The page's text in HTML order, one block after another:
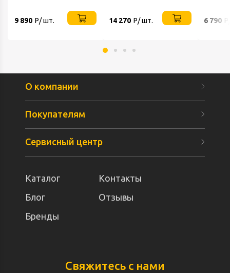
9 890 Р/ шт. 14 270 Р/ шт. 6 790
О компании
Покупателям
Сервисный центр
Каталог
Контакты
Блог
Отзывы
Бренды
Свяжитесь с нами